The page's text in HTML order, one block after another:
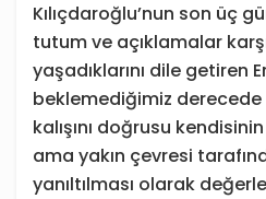
Kılıçdaroğlu’nun son üç
tutum ve açıklamalar
yaşadıklarını dile getiren
beklemediğimiz
kalışını doğrusu
ama yakın çevresi
yanıltılması olarak